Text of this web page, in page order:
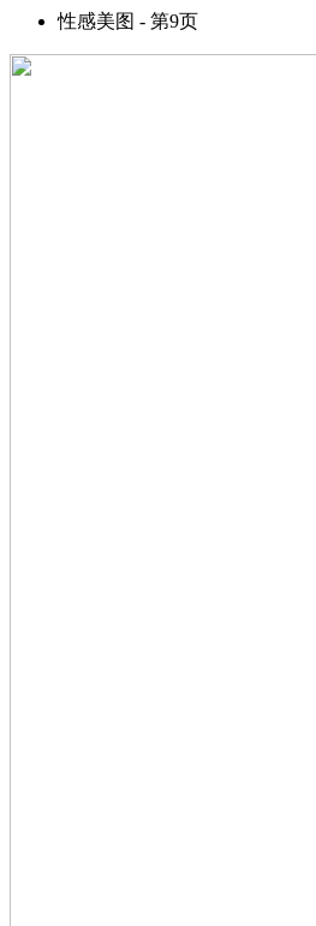
性感美图 - 第9页